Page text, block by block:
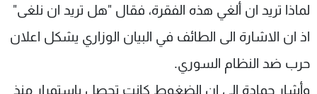
لماذا تريد ان ألغي هذه الفقرة، فقال "هل تريد ان نلغى"
اذ ان الاشارة الى الطائف في البيان الوزاري يشكل اعلان
حرب ضد النظام السوري.
وأشار حمادة الى ان الضغوط كانت تحصل باستمرار منذ